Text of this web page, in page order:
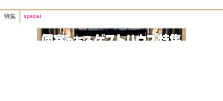
特集 special